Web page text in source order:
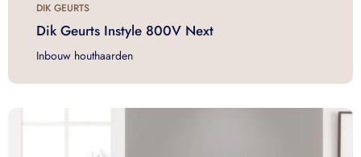
DIK GEURTS
Dik Geurts Instyle 800V Next
Inbouw houthaarden